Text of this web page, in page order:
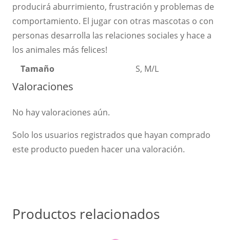
producirá aburrimiento, frustración y problemas de
comportamiento. El jugar con otras mascotas o con
personas desarrolla las relaciones sociales y hace a
los animales más felices!
Tamaño
S, M/L
Valoraciones
No hay valoraciones aún.
Solo los usuarios registrados que hayan comprado
este producto pueden hacer una valoración.
Productos relacionados